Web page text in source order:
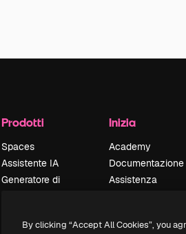
Prodotti
Spaces
Assistente IA
Generatore di
Inizia
Academy
Documentazione
Assistenza
Politica sulla
By clicking “Accept All Cookies”, you